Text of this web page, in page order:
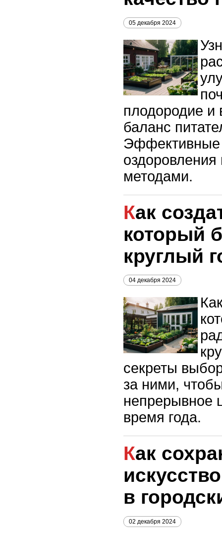
05 декабря 2024
плодородие и
баланс
Эффективные
методами.
Как создать сад,
который
круглый
04 декабря 2024
секреты
за ними,
непрерывное
время года.
Как сохранить
в
02 декабря 2024